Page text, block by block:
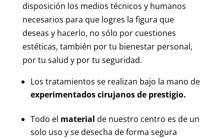
disposición los medios técnicos y humanos
necesarios para que logres la figura que
deseas y hacerlo, no sólo por cuestiones
estéticas, también por tu bienestar personal,
por tu salud y por tu seguridad.
Los tratamientos se realizan bajo la mano de
experimentados cirujanos de prestigio.
Todo el material de nuestro centro es de un
solo uso y se desecha de forma segura